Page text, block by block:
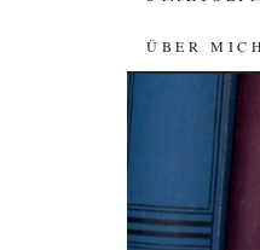
TO
CONTENT
ÜBER